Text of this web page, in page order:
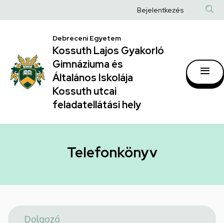
|
Kossuth
Lajos
Gyakorló
Gimnáziuma
Általános
hely
a
Anonim
fiók
Bejelentkezés
Debreceni Egyetem
Kossuth Lajos Gyakorló
Gimnáziuma és
Általános Iskolája
Kossuth utcai
feladatellátási hely
Telefonkönyv